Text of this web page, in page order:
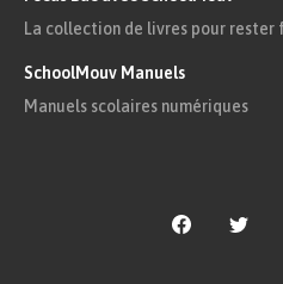
$\text{H}^+$ aux
Par la suite, les
En parallèle, les
La collection de livres pour rester
SchoolMouv Manuels
Manuels scolaires numériques